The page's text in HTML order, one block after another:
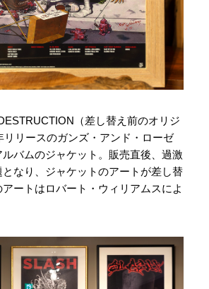
（差し替え前のオリジ
リリースのガンズ・アンド・ローゼ
バムのジャケット。販売直後、過激
なり、ジャケットのアートが差し替
ートはロバート・ウィリアムスによ